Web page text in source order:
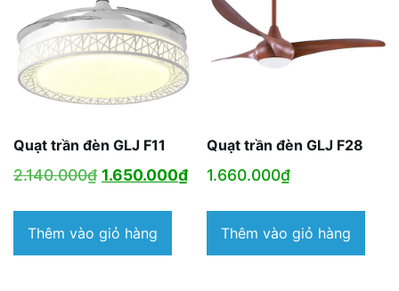
Quạt trần đèn GLJ F11
2.140.000₫ Giá
là:
2.140.000₫.
1.650.000₫Giá
Thêm vào giỏ hàng
Quạt trần đèn GLJ F28
1.660.000₫
Thêm vào giỏ hàng